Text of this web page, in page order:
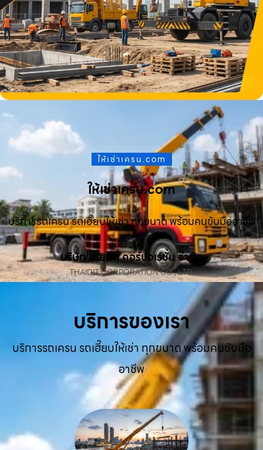
ให้เช่าเครน.com
ให้เช่าเครน.com
บริการรถเครน รถเฮี๊ยบให้เช่า ทุกขนาด พร้อมคนขับมืออาชีพ
บริษัท ไทยดิท คอร์ปอเรชั่น จำกัด
THAIDIT CORPORATION CO., LTD.
บริการของเรา
บริการรถเครน รถเฮี๊ยบให้เช่า ทุกขนาด พร้อมคนขับมือ
อาชีพ